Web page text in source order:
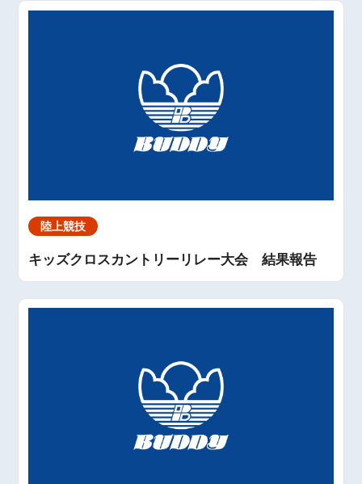
陸上競技
キッズクロスカントリーリレー大会 結果報告